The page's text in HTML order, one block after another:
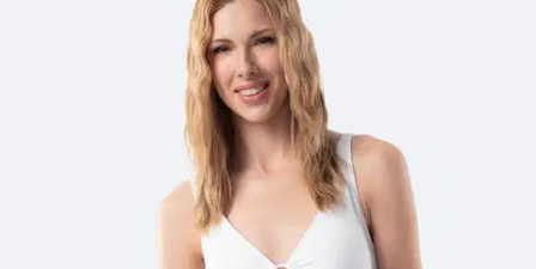
10,16 €
Hinta ilman S-Etukorttia: 11,95 €
-20%